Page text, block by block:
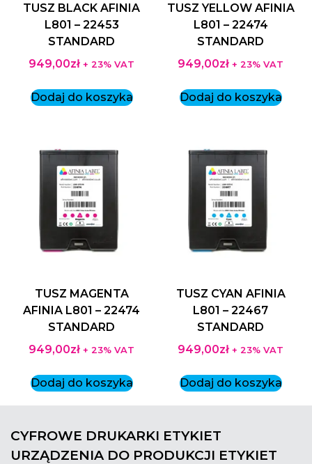
TUSZ BLACK AFINIA
L801 – 22453
STANDARD
949,00zł + 23% VAT
Dodaj do koszyka
TUSZ YELLOW AFINIA
L801 – 22474
STANDARD
949,00zł + 23% VAT
Dodaj do koszyka
TUSZ MAGENTA
AFINIA L801 – 22474
STANDARD
949,00zł + 23% VAT
Dodaj do koszyka
TUSZ CYAN AFINIA
L801 – 22467
STANDARD
949,00zł + 23% VAT
Dodaj do koszyka
CYFROWE DRUKARKI ETYKIET
URZĄDZENIA DO PRODUKCJI ETYKIET